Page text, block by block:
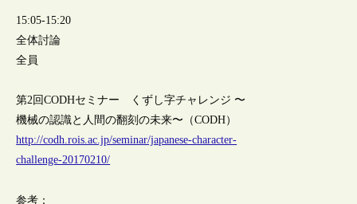
15:05-15:20
全体討論
全員
第2回CODHセミナー くずし字チャレンジ 〜
機械の認識と人間の翻刻の未来〜（CODH）
http://codh.rois.ac.jp/seminar/japanese-character-
challenge-20170210/
参考：